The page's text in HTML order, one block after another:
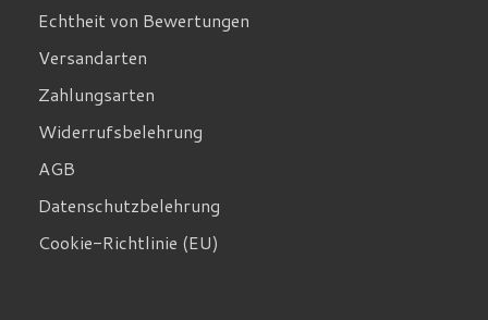
Echtheit von Bewertungen
Versandarten
Zahlungsarten
Widerrufsbelehrung
AGB
Datenschutzbelehrung
Cookie-Richtlinie (EU)